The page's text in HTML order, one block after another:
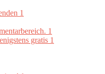
1
1
gratis 1